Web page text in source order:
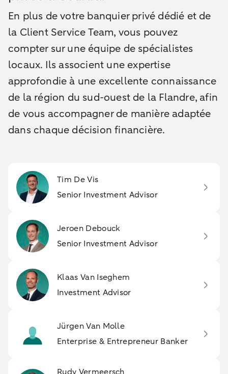
En plus de votre banquier privé dédié et de
la Client Service Team, vous pouvez
compter sur une équipe de spécialistes
locaux. Ils associent une expertise
approfondie à une excellente connaissance
de la région du sud-ouest de la Flandre, afin
de vous accompagner de manière adaptée
dans chaque décision financière.
Tim De Vis
Senior Investment Advisor
Jeroen Debouck
Senior Investment Advisor
Klaas Van Iseghem
Investment Advisor
Jürgen Van Molle
Enterprise & Entrepreneur Banker